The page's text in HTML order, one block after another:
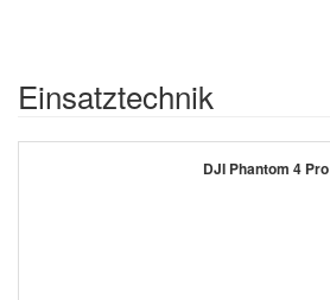
Einsatztechnik
DJI Phantom 4 Pro